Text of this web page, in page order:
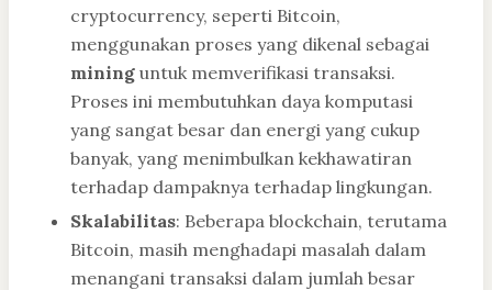
cryptocurrency, seperti Bitcoin,
menggunakan proses yang dikenal sebagai
mining untuk memverifikasi transaksi.
Proses ini membutuhkan daya komputasi
yang sangat besar dan energi yang cukup
banyak, yang menimbulkan kekhawatiran
terhadap dampaknya terhadap lingkungan.
Skalabilitas: Beberapa blockchain, terutama
Bitcoin, masih menghadapi masalah dalam
menangani transaksi dalam jumlah besar